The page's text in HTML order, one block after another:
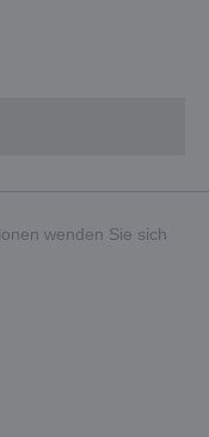
wenden Sie sich